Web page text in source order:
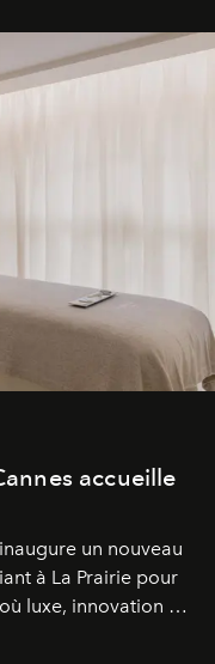
accueille
un nouveau
à La Prairie pour
luxe, innovation et